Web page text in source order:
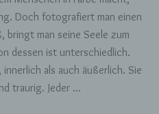
Doch fotografiert man einen
bringt man seine Seele zum
dessen ist unterschiedlich.
als auch äußerlich. Sie
traurig. Jeder …
Daten
nicht als Empfänger.